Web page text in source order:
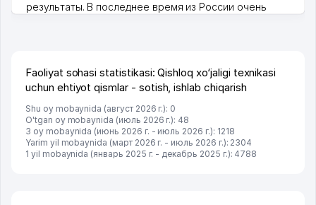
результаты. В последнее время из России очень
Faoliyat sohasi statistikasi: Qishloq xo‘jaligi texnikasi
uchun ehtiyot qismlar - sotish, ishlab chiqarish
Shu oy mobaynida (август 2026 г.): 0
O'tgan oy mobaynida (июль 2026 г.): 48
3 oy mobaynida (июнь 2026 г. - июль 2026 г.): 1218
Yarim yil mobaynida (март 2026 г. - июль 2026 г.): 2304
1 yil mobaynida (январь 2025 г. - декабрь 2025 г.): 4788